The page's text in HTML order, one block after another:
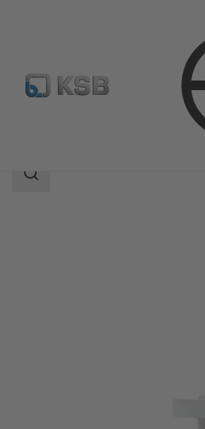
Каталог продукции
Область